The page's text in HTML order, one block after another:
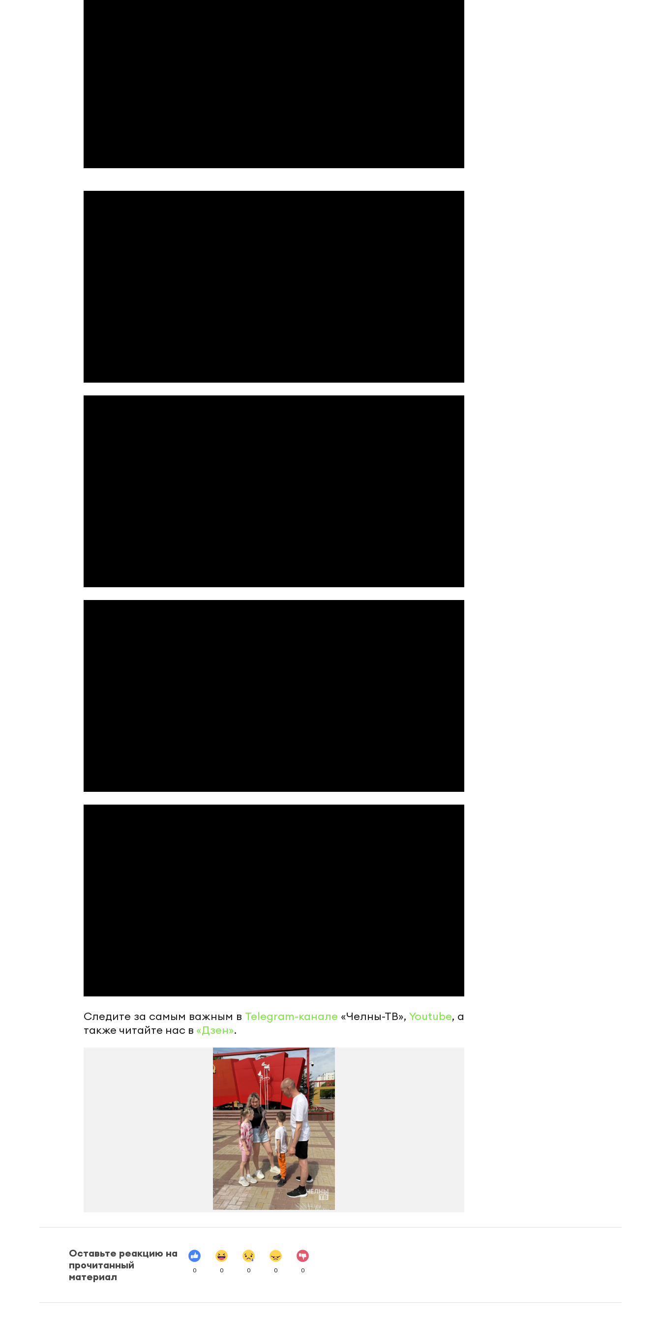
Следите за самым важным в Telegram-канале «Челны-ТВ», Youtube, а
также читайте нас в «Дзен».
Оставьте реакцию на
прочитанный
материал
0 0 0 0 0